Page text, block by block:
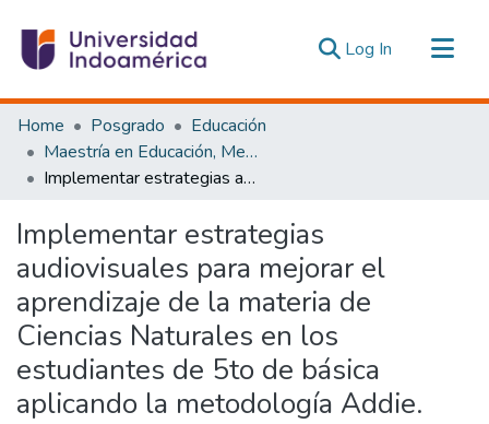
Log In (current)
Communities & Collections
All of DSpace
Statistics
Home Posgrado
Educación
Maestría en Educación, Mención Pedagogía en Entornos Digitales
Implementar estrategias audiovisuales para mejorar el aprendizaje de la materia de Ciencias Naturales en los estudiantes de 5to de básica aplicando la metodología Addie.
Implementar estrategias
audiovisuales para mejorar el
aprendizaje de la materia de
Ciencias Naturales en los
estudiantes de 5to de básica
aplicando la metodología Addie.